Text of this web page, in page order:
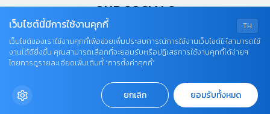
OUR SOCIALS
© COPYRIGHT 2026
AME IMAGINATIVE COMPANY LIMITED.
TH
เว็บไซต์นี้มีการใช้งานคุกกี้
เว็บไซต์ของเราใช้งานคุกกี้เพื่อช่วยเพิ่มประสบการณ์การใช้งานเว็บไซต์ให้สามารถใช้
งานได้ดียิ่งขึ้น คุณสามารถเลือกที่จะยอมรับหรือปฏิเสธการใช้งานคุกกี้ได้ง่ายๆ
โดยการดูรายละเอียดเพิ่มเติมที่ “การตั้งค่าคุกกี้”
ยกเลิก ยอมรับทั้งหมด